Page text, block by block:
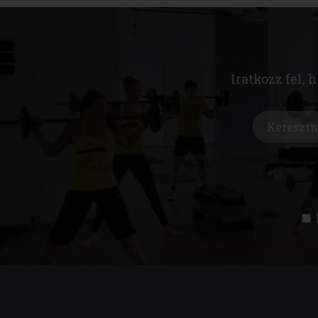
Iratkozz fel,